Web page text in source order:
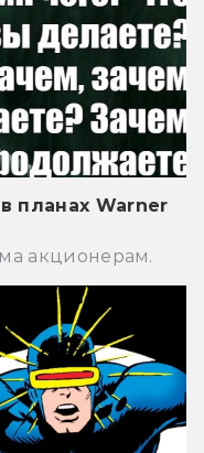
планах Warner
акционерам.